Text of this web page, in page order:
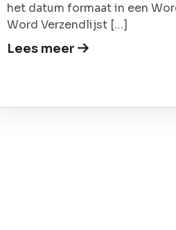
het datum formaat in een
Word Verzendlijst […]
Lees meer